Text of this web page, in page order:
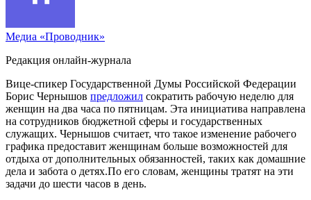
Медиа «Проводник»
Редакция онлайн-журнала
Вице-спикер Государственной Думы Российской Федерации
Борис Чернышов предложил сократить рабочую неделю для
женщин на два часа по пятницам. Эта инициатива направлена
на сотрудников бюджетной сферы и государственных
служащих. Чернышов считает, что такое изменение рабочего
графика предоставит женщинам больше возможностей для
отдыха от дополнительных обязанностей, таких как домашние
дела и забота о детях.По его словам, женщины тратят на эти
задачи до шести часов в день.